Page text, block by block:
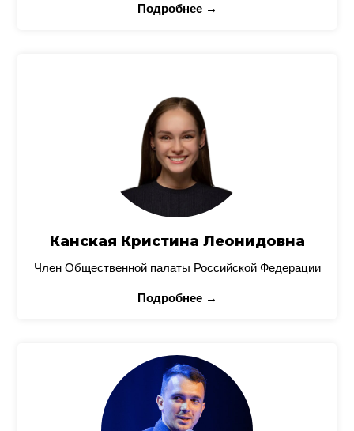
Подробнее →
Канская Кристина Леонидовна
Член Общественной палаты Российской Федерации
Подробнее →